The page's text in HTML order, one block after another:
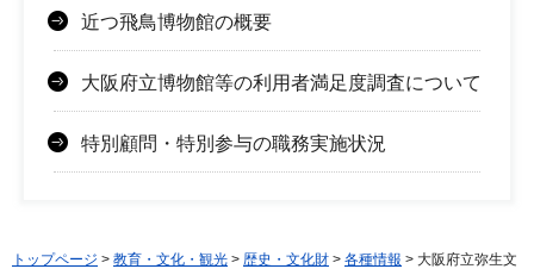
近つ飛鳥博物館の概要
大阪府立博物館等の利用者満足度調査について
特別顧問・特別参与の職務実施状況
トップページ > 教育・文化・観光 > 歴史・文化財 > 各種情報 > 大阪府立弥生文